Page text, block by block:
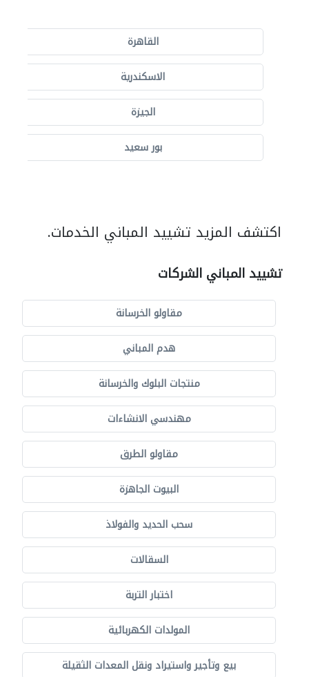
القاهرة
الاسكندرية
الجيزة
بور سعيد
اكتشف المزيد تشييد المباني الخدمات.
تشييد المباني الشركات
مقاولو الخرسانة
هدم المباني
منتجات البلوك والخرسانة
مهندسي الانشاءات
مقاولو الطرق
البيوت الجاهزة
سحب الحديد والفولاذ
السقالات
اختبار التربة
المولدات الكهربائية
بيع وتأجير واستيراد ونقل المعدات الثقيلة